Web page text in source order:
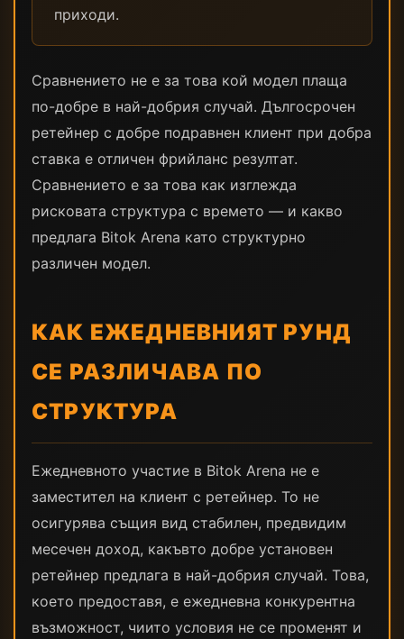
приходи.
Сравнението не е за това кой модел плаща
по-добре в най-добрия случай. Дългосрочен
ретейнер с добре подравнен клиент при добра
ставка е отличен фрийланс резултат.
Сравнението е за това как изглежда
рисковата структура с времето — и какво
предлага Bitok Arena като структурно
различен модел.
КАК ЕЖЕДНЕВНИЯТ РУНД
СЕ РАЗЛИЧАВА ПО
СТРУКТУРА
Ежедневното участие в Bitok Arena не е
заместител на клиент с ретейнер. То не
осигурява същия вид стабилен, предвидим
месечен доход, какъвто добре установен
ретейнер предлага в най-добрия случай. Това,
което предоставя, е ежедневна конкурентна
възможност, чиито условия не се променят и